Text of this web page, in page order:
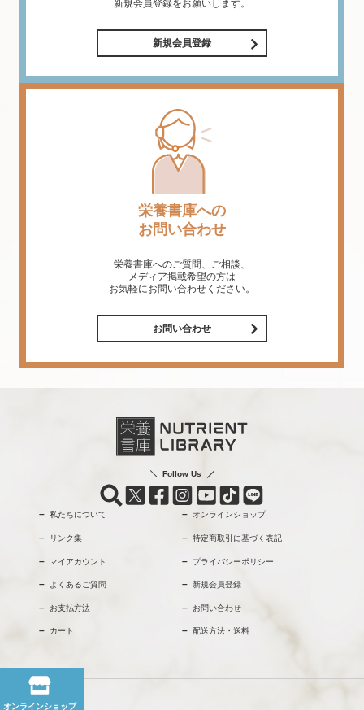
オンラインショップ
新規会員登録をお願いします。
新規会員登録
栄養書庫への
お問い合わせ
栄養書庫へのご質問、ご相談、
メディア掲載希望の方は
お気軽にお問い合わせください。
お問い合わせ
Follow Us
私たちについて オンラインショップ
リンク集 特定商取引に基づく表記
マイアカウント プライバシーポリシー
よくあるご質問 新規会員登録
お支払方法 お問い合わせ
カート 配送方法・送料